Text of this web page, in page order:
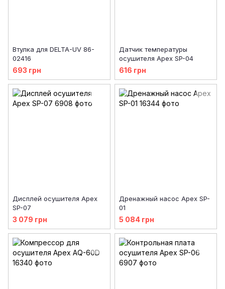
Втулка для DELTA-UV 86-
02416
693 грн
Датчик температуры
осушителя Apex SP-04
616 грн
Дисплей осушителя Apex
SP-07
3 079 грн
Дренажный насос Apex SP-
01
5 084 грн